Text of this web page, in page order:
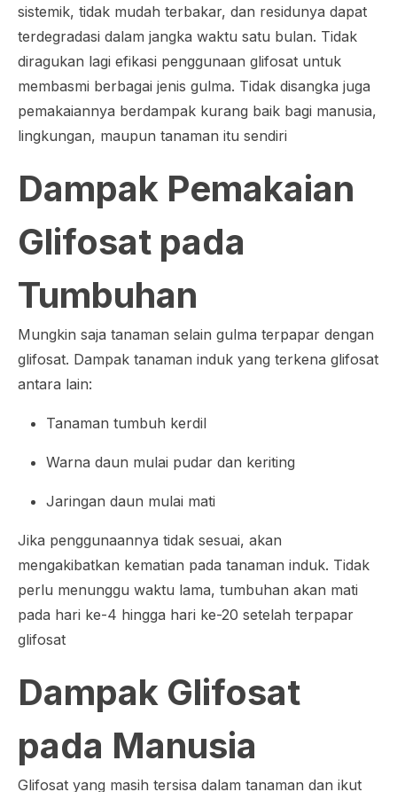
sistemik, tidak mudah terbakar, dan residunya dapat
terdegradasi dalam jangka waktu satu bulan. Tidak
diragukan lagi efikasi penggunaan glifosat untuk
membasmi berbagai jenis gulma. Tidak disangka juga
pemakaiannya berdampak kurang baik bagi manusia,
lingkungan, maupun tanaman itu sendiri
Dampak Pemakaian
Glifosat pada
Tumbuhan
Mungkin saja tanaman selain gulma terpapar dengan
glifosat. Dampak tanaman induk yang terkena glifosat
antara lain:
Tanaman tumbuh kerdil
Warna daun mulai pudar dan keriting
Jaringan daun mulai mati
Jika penggunaannya tidak sesuai, akan
mengakibatkan kematian pada tanaman induk. Tidak
perlu menunggu waktu lama, tumbuhan akan mati
pada hari ke-4 hingga hari ke-20 setelah terpapar
glifosat
Dampak Glifosat
pada Manusia
Glifosat yang masih tersisa dalam tanaman dan ikut